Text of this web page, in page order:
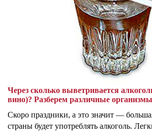
Через сколько выветривается
вино)? Разберем различные
Скоро праздники, а это значит —
страны будет употреблять алкоголь.